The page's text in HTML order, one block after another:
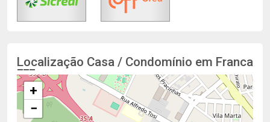
Localização Casa / Condomínio em Franca
+
−